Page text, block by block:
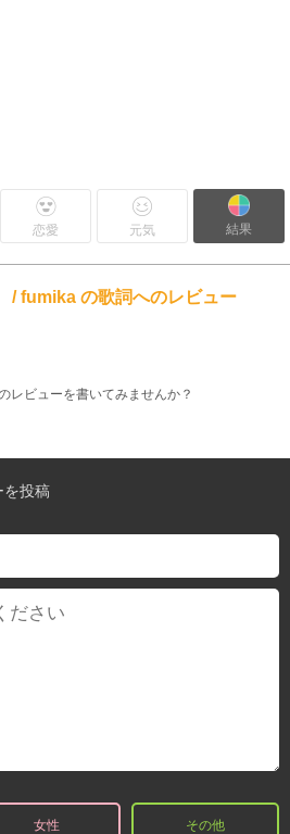
恋愛 元気 結果
/ fumika の歌詞へのレビュー
レビューを書いてみませんか？
を投稿
女性 その他